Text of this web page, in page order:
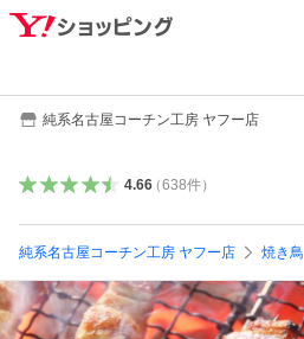
純系名古屋コーチン工房 ヤフー店
4.66（638件）
純系名古屋コーチン工房 ヤフー店 焼き鳥